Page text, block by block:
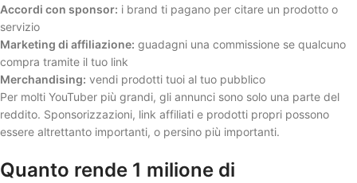
Accordi con sponsor: i brand ti pagano per citare un prodotto o
servizio
Marketing di affiliazione: guadagni una commissione se qualcuno
compra tramite il tuo link
Merchandising: vendi prodotti tuoi al tuo pubblico
Per molti YouTuber più grandi, gli annunci sono solo una parte del
reddito. Sponsorizzazioni, link affiliati e prodotti propri possono
essere altrettanto importanti, o persino più importanti.
Quanto rende 1 milione di